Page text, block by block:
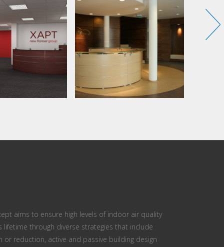
aims to ensure high levels of indoor air quality
lifetime through diverse strategies that include
or reduction, active and passive building design